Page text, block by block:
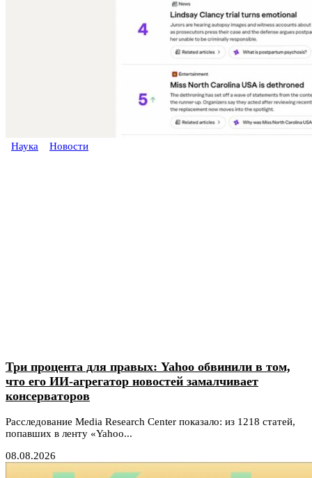
Наука Новости
Три процента для правых: Yahoo обвинили в том,
что его ИИ-агрегатор новостей замалчивает
консерваторов
Расследование Media Research Center показало: из 1218 статей,
попавших в ленту «Yahoo...
08.08.2026